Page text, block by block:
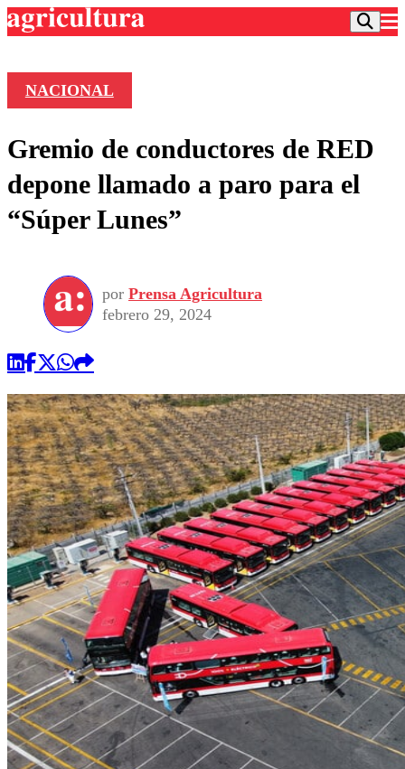
Frecuencias
Agricultura TV
Deportes
Colo Colo
Seleccion Chilena
Torneo Internacional
Universidad de Chile
Entretención
Economía
Internacional
Sustentabilidad
Publicaciones en medios
Opinión
NACIONAL
Gremio de conductores de RED
depone llamado a paro para el
“Súper Lunes”
por Prensa Agricultura
febrero 29, 2024